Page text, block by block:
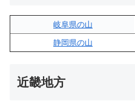
岐阜県の山
静岡県の山
近畿地方